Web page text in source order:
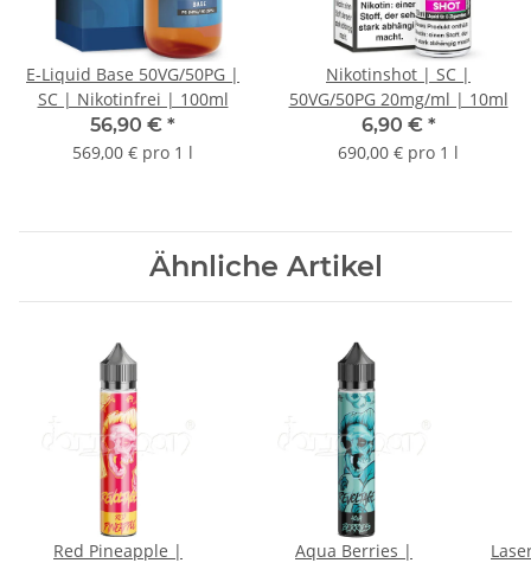
E-Liquid Base 50VG/50PG |
SC | Nikotinfrei | 100ml
56,90 € *
569,00 € pro 1 l
Nikotinshot | SC |
50VG/50PG 20mg/ml | 10ml
6,90 € *
690,00 € pro 1 l
Ähnliche Artikel
Red Pineapple |
Aqua Berries |